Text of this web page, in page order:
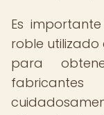
Es
roble
para